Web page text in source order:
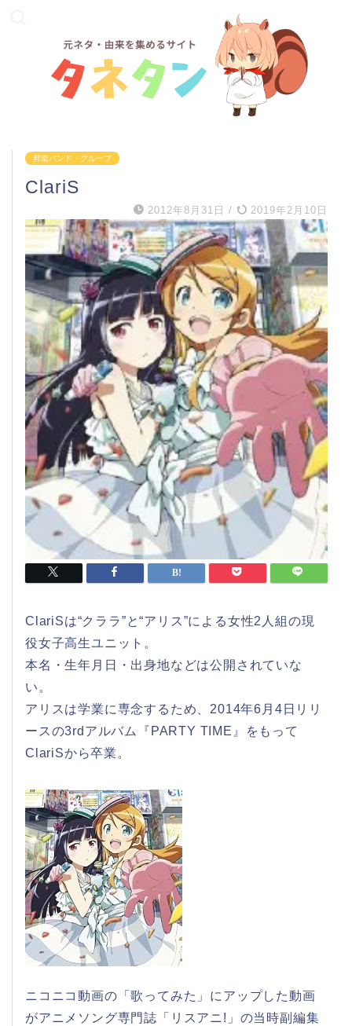
邦楽バンド・グループ
ClariS
2012年8月31日 / 2019年2月10日
ClariSは“クララ”と“アリス”による女性2人組の現
役女子高生ユニット。
本名・生年月日・出身地などは公開されていな
い。
アリスは学業に専念するため、2014年6月4日リリ
ースの3rdアルバム『PARTY TIME』をもって
ClariSから卒業。
ニコニコ動画の「歌ってみた」にアップした動画
がアニメソング専門誌「リスアニ!」の当時副編集